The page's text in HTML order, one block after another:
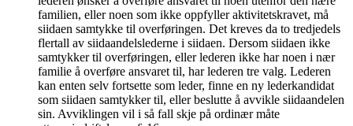
familien, eller noen som ikke oppfyller aktivitetskravet, må
siidaen samtykke til overføringen. Det kreves da to tredjedels
flertall av siidaandelslederne i siidaen. Dersom siidaen ikke
samtykker til overføringen, eller lederen ikke har noen i nær
familie å overføre ansvaret til, har lederen tre valg. Lederen
kan enten selv fortsette som leder, finne en ny lederkandidat
som siidaen samtykker til, eller beslutte å avvikle siidaandelen
sin. Avviklingen vil i så fall skje på ordinær måte